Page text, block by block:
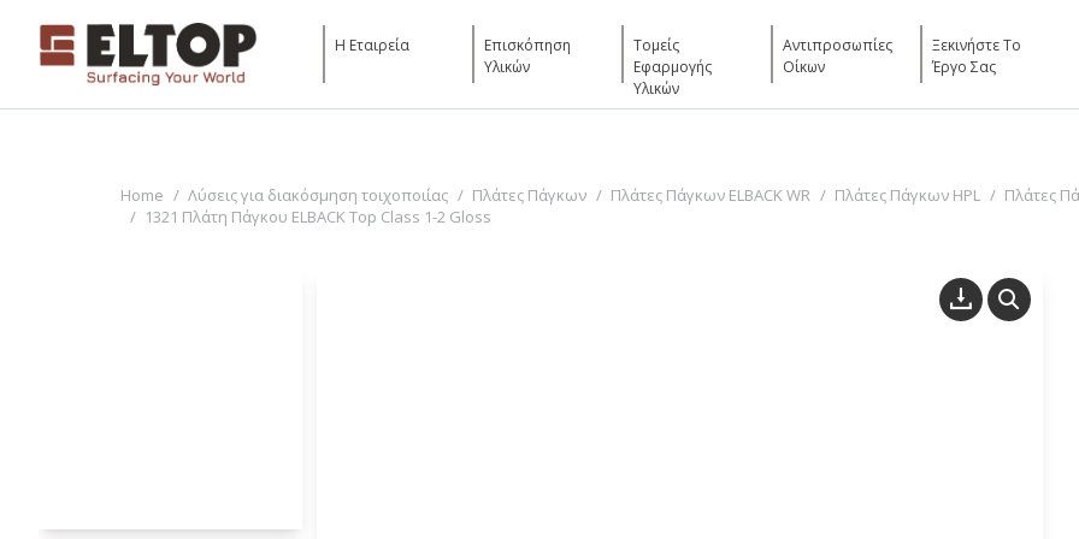
Η Εταιρεία
Επισκόπηση
Υλικών
Τομείς
Εφαρμογής
Υλικών
Αντιπροσωπίες
Οίκων
Ξεκινήστε Το
Έργο Σας
You are here:
Home Λύσεις για διακόσμηση τοιχοποιίας Πλάτες Πάγκων Πλάτες Πάγκων ELBACK WR Πλάτες Πάγκων HPL
Πλάτες
1321 Πλάτη Πάγκου ELBACK Top Class 1-2 Gloss